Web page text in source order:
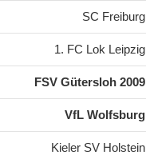
SC Freiburg
1. FC Lok Leipzig
FSV Gütersloh 2009
VfL Wolfsburg
Kieler SV Holstein